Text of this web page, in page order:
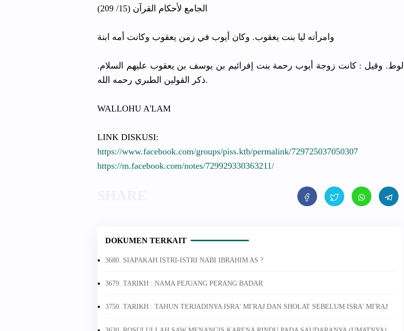
الجامع لأحكام القرآن (15/ 209)
وامرأته ليا بنت يعقوب. وكان أيوب في زمن يعقوب وكانت أمه ابنة
لوط. وقيل : كانت زوجة أيوب رحمة بنت إفرائيم بن يوسف بن يعقوب عليهم السلام.
ذكر القولين الطبري رحمه الله.
WALLOHU A'LAM
LINK DISKUSI:
https://www.facebook.com/groups/piss.ktb/permalink/729725037050307
https://m.facebook.com/notes/729929330363211/
DOKUMEN TERKAIT
3680. SIAPAKAH ISTRI-ISTRI NABI IBRAHIM AS ?
3679. TARIKH : NAMA PEJUANG PERANG BADAR
3750. TARIKH : TAHUN TERJADINYA ISRA' MI'RAJ DAN SHOLAT SEBELUM ISRA' MI'RAJ